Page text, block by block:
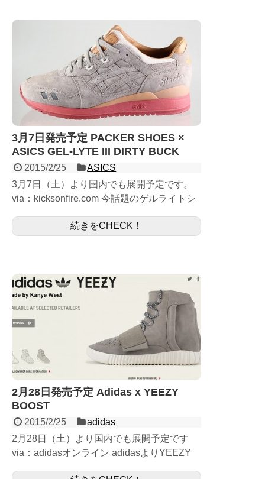
3月7日発売予定 PACKER SHOES ×
ASICS GEL-LYTE III DIRTY BUCK
2015/2/25
ASICS
3月7日（土）より国内でも展開予定です。
via：kicksonfire.com 今話題のゲルライトシ
のSHOPとコラボレー...
続きをCHECK！
2月28日発売予定 Adidas x YEEZY
BOOST
2015/2/25
adidas
2月28日（土）より国内でも展開予定です
via：adidasオンライン adidasよりYEEZY